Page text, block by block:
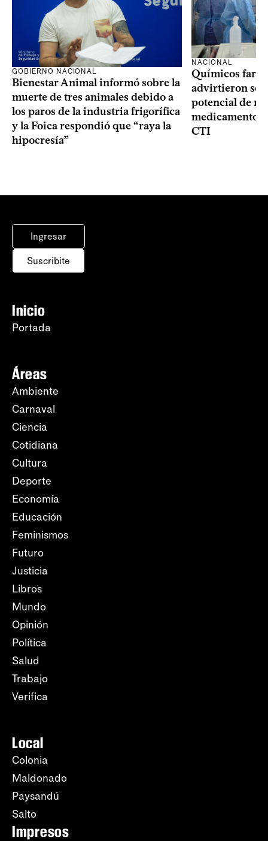
GOBIERNO NACIONAL
Bienestar Animal informó sobre la
muerte de tres animales debido a
los paros de la industria frigorífica
y la Foica respondió que “raya la
hipocresía”
NACIONAL
Químicos
advirtieron
potencial de
medicamentos
CTI
Ingresar
Suscribite
Inicio
Portada
Áreas
Ambiente
Carnaval
Ciencia
Cotidiana
Cultura
Deporte
Economía
Educación
Feminismos
Futuro
Justicia
Libros
Mundo
Opinión
Política
Salud
Trabajo
Verifica
Local
Colonia
Maldonado
Paysandú
Salto
Impresos